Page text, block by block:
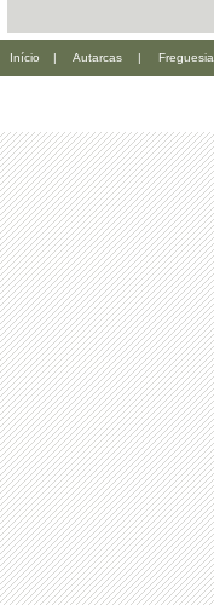
Início | Autarcas | Freguesia